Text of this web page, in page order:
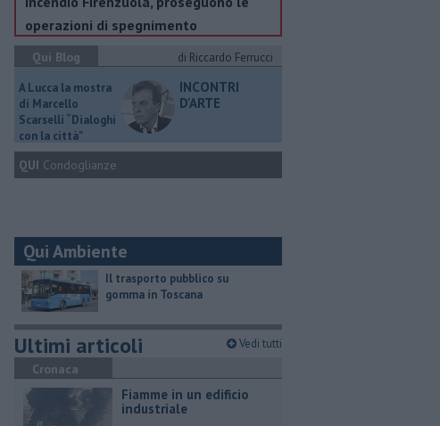
operazioni di spegnimento
Qui Blog
di Riccardo Ferrucci
A Lucca la mostra
di Marcello
Scarselli “Dialoghi
con la città"
INCONTRI
D'ARTE
QUI Condoglianze
Qui Ambiente
​Il trasporto pubblico su
gomma in Toscana
Ultimi articoli Vedi tutti
Cronaca
Fiamme in un edificio
industriale